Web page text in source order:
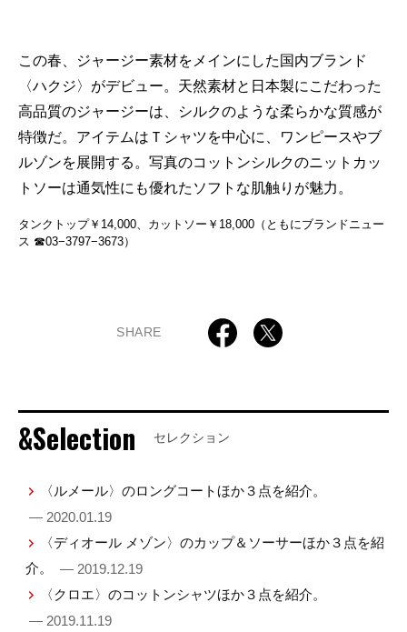
この春、ジャージー素材をメインにした国内ブランド
〈ハクジ〉がデビュー。天然素材と日本製にこだわった
高品質のジャージーは、シルクのような柔らかな質感が
特徴だ。アイテムはＴシャツを中心に、ワンピースやブ
ルゾンを展開する。写真のコットンシルクのニットカッ
トソーは通気性にも優れたソフトな肌触りが魅力。
タンクトップ￥14,000、カットソー￥18,000（ともにブランドニュー
ス ☎03−3797−3673）
SHARE
&Selection セレクション
〈ルメール〉のロングコートほか３点を紹介。
— 2020.01.19
〈ディオール メゾン〉のカップ＆ソーサーほか３点を紹
介。
— 2019.12.19
〈クロエ〉のコットンシャツほか３点を紹介。
— 2019.11.19